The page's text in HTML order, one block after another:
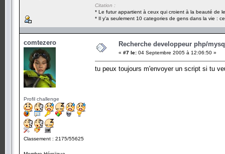
Citation :
* Le futur appartient à ceux qui croient à la beauté de
* Il y'a seulement 10 categories de gens dans la vie :
comtezero
Profil challenge
Classement : 2175/55625
Recherche developpeur php/
« #7 le: 04 Septembre 2005 à 12:06:50 »
tu peux toujours m'envoyer un script si tu